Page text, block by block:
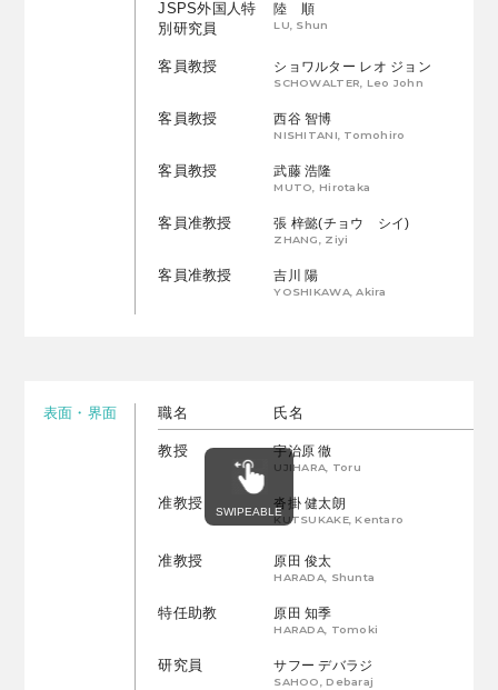
JSPS外国人特
別研究員
陸 順
LU, Shun
客員教授 ショワルター レオ ジョン
SCHOWALTER, Leo John
客員教授 西谷 智博
NISHITANI, Tomohiro
客員教授 武藤 浩隆
MUTO, Hirotaka
客員准教授 張 梓懿(チョウ シイ)
ZHANG, Ziyi
客員准教授 吉川 陽
YOSHIKAWA, Akira
表面・界面 職名 氏名
教授 宇治原 徹
UJIHARA, Toru
准教授 沓掛 健太朗
KUTSUKAKE, Kentaro
准教授 原田 俊太
HARADA, Shunta
特任助教 原田 知季
HARADA, Tomoki
研究員 サフー デバラジ
SAHOO, Debaraj